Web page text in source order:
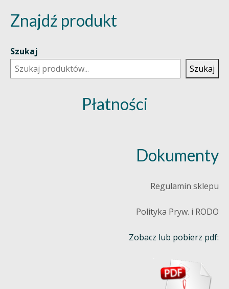
Znajdź produkt
Szukaj
Szukaj
Płatności
Dokumenty
Regulamin sklepu
Polityka Pryw. i RODO
Zobacz lub pobierz pdf: